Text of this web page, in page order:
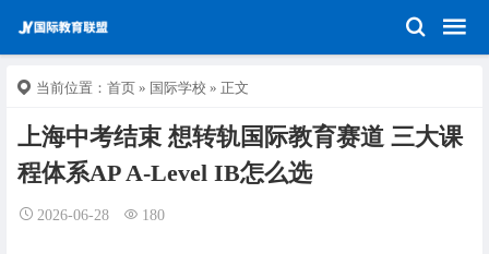
当前位置： 首页 » 国际学校 » 正文
上海中考结束 想转轨国际教育赛道 三大课
程体系AP A-Level IB怎么选
2026-06-28 180